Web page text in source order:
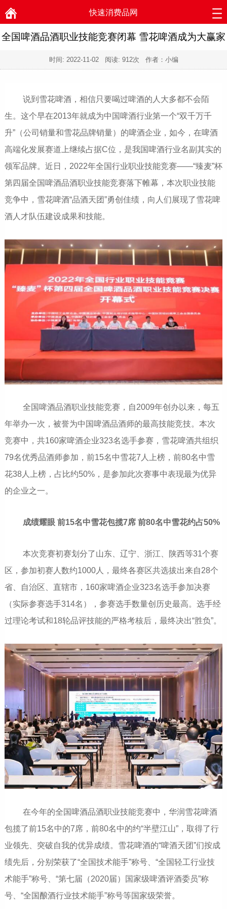
快速消费品网
全国啤酒品酒职业技能竞赛闭幕 雪花啤酒成为大赢家
时间: 2022-11-02阅读: 912次 作者：小编
说到雪花啤酒，相信只要喝过啤酒的人大多都不会陌
生。这个早在2013年就成为中国啤酒行业第一个“双千万千
升”（公司销量和雪花品牌销量）的啤酒企业，如今，在啤酒
高端化发展赛道上继续占据C位，是我国啤酒行业名副其实的
领军品牌。近日，2022年全国行业职业技能竞赛——“臻麦”杯
第四届全国啤酒品酒职业技能竞赛落下帷幕，本次职业技能
竞争中，雪花啤酒“品酒天团”勇创佳绩，向人们展现了雪花啤
酒人才队伍建设成果和技能。
全国啤酒品酒职业技能竞赛，自2009年创办以来，每五
年举办一次，被誉为中国啤酒品酒师的最高技能竞技。本次
竞赛中，共160家啤酒企业323名选手参赛，雪花啤酒共组织
79名优秀品酒师参加，前15名中雪花7人上榜，前80名中雪
花38人上榜，占比约50%，是参加此次赛事中表现最为优异
的企业之一。
成绩耀眼 前15名中雪花包揽7席 前80名中雪花约占50%
本次竞赛初赛划分了山东、辽宁、浙江、陕西等31个赛
区，参加初赛人数约1000人，最终各赛区共选拔出来自28个
省、自治区、直辖市，160家啤酒企业323名选手参加决赛
（实际参赛选手314名），参赛选手数量创历史最高。选手经
过理论考试和18轮品评技能的严格考核后，最终决出“胜负”。
在今年的全国啤酒品酒职业技能竞赛中，华润雪花啤酒
包揽了前15名中的7席，前80名中的约“半壁江山”，取得了行
业领先、突破自我的优异成绩。雪花啤酒的“啤酒天团”们按成
绩先后，分别荣获了“全国技术能手”称号、“全国轻工行业技
术能手”称号、“第七届（2020届）国家级啤酒评酒委员”称
号、“全国酿酒行业技术能手”称号等国家级荣誉。